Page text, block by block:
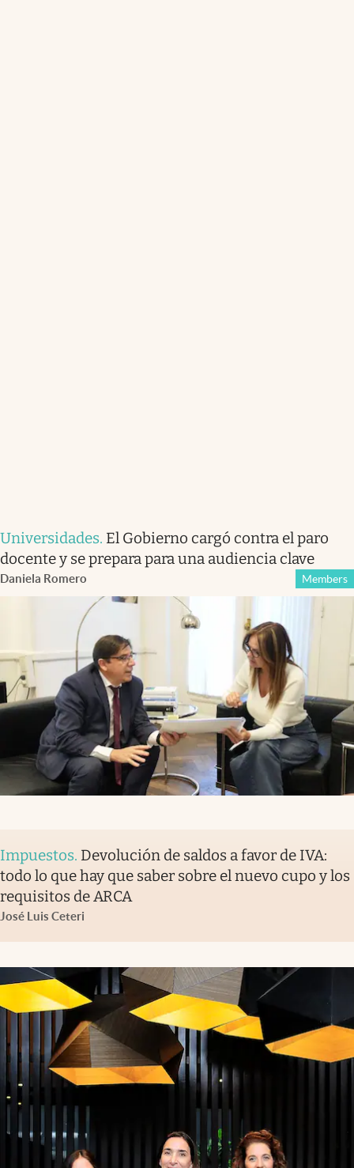
Universidades. El Gobierno cargó contra el paro
docente y se prepara para una audiencia clave
Daniela Romero Members
Impuestos. Devolución de saldos a favor de IVA:
todo lo que hay que saber sobre el nuevo cupo y los
requisitos de ARCA
José Luis Ceteri